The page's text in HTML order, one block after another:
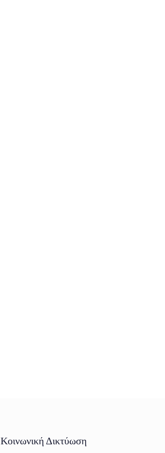
Κοινωνική Δικτύωση